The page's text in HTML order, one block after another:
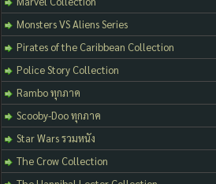
Monsters VS Aliens Series
Pirates of the Caribbean Collection
Police Story Collection
Rambo ทุกภาค
Scooby-Doo ทุกภาค
Star Wars รวมหนัง
The Crow Collection